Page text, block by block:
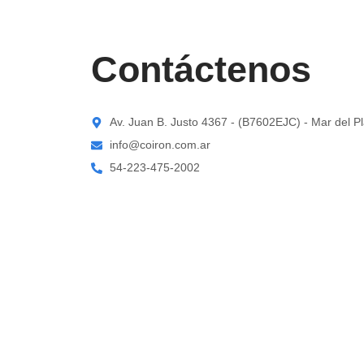
Contáctenos
Av. Juan B. Justo 4367 - (B7602EJC) - Mar del
info@coiron.com.ar
54-223-475-2002